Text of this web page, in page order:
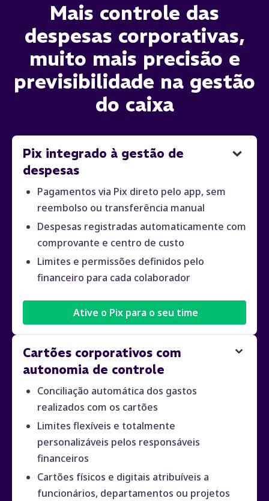
Mais controle das
despesas corporativas,
muito mais precisão e
previsibilidade na gestão
do caixa
Pix integrado à gestão de
despesas
Pagamentos via Pix direto pelo app, sem
reembolso ou transferência manual
Despesas registradas automaticamente com
comprovante e centro de custo
Limites e permissões definidos pelo
financeiro para cada colaborador
Ative o Pix para o seu time
Cartões corporativos com
autonomia de controle
Conciliação automática dos gastos
realizados com os cartões
Limites flexíveis e totalmente
personalizáveis pelos responsáveis
financeiros
Cartões físicos e digitais atribuíveis a
funcionários, departamentos ou projetos